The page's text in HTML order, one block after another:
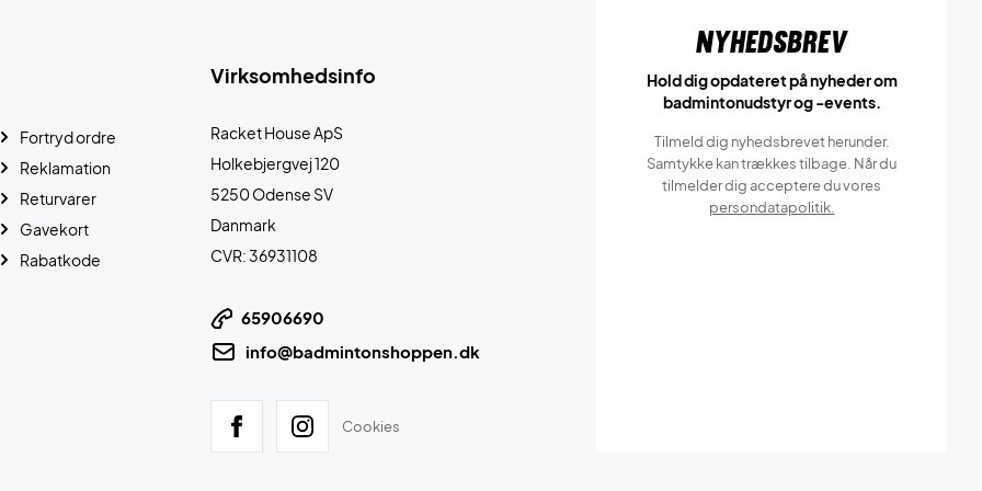
Virksomhedsinfo
Racket House ApS
Holkebjergvej 120
5250 Odense SV
Danmark
CVR: 36931108
65906690
info@badmintonshoppen.dk
Cookies
Fortryd ordre
Reklamation
Returvarer
Gavekort
Rabatkode
Nyhedsbrev
Hold dig opdateret på nyheder om
badmintonudstyr og -events.
Tilmeld dig nyhedsbrevet herunder.
Samtykke kan trækkes tilbage. Når du
tilmelder dig acceptere du vores
persondatapolitik.